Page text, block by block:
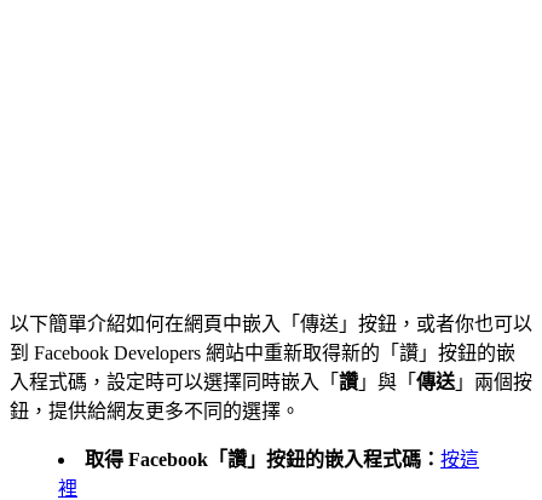
以下簡單介紹如何在網頁中嵌入「傳送」按鈕，或者你也可以
到 Facebook Developers 網站中重新取得新的「讚」按鈕的嵌
入程式碼，設定時可以選擇同時嵌入「 讚 」與「 傳送 」兩個按
鈕，提供給網友更多不同的選擇。
取得 Facebook「讚」按鈕的嵌入程式碼： 按這
裡